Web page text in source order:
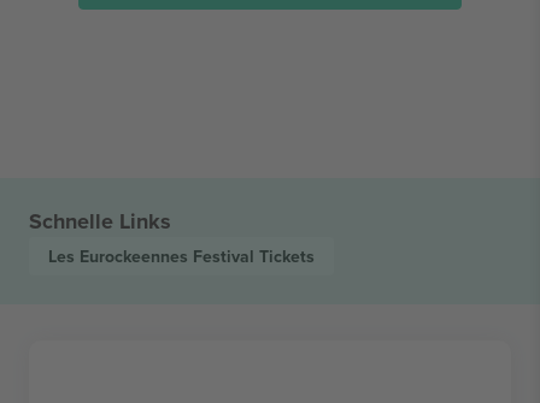
Schnelle Links
Les Eurockeennes Festival Tickets